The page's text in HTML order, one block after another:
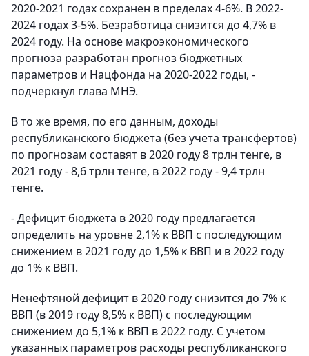
2020-2021 годах сохранен в пределах 4-6%. В 2022-
2024 годах 3-5%. Безработица снизится до 4,7% в
2024 году. На основе макроэкономического
прогноза разработан прогноз бюджетных
параметров и Нацфонда на 2020-2022 годы, -
подчеркнул глава МНЭ.
В то же время, по его данным, доходы
республиканского бюджета (без учета трансфертов)
по прогнозам составят в 2020 году 8 трлн тенге, в
2021 году - 8,6 трлн тенге, в 2022 году - 9,4 трлн
тенге.
- Дефицит бюджета в 2020 году предлагается
определить на уровне 2,1% к ВВП с последующим
снижением в 2021 году до 1,5% к ВВП и в 2022 году
до 1% к ВВП.
Ненефтяной дефицит в 2020 году снизится до 7% к
ВВП (в 2019 году 8,5% к ВВП) с последующим
снижением до 5,1% к ВВП в 2022 году. С учетом
указанных параметров расходы республиканского